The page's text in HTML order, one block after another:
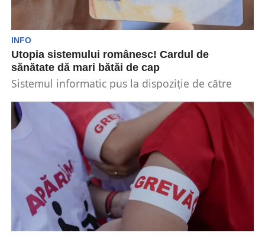
INFO
Utopia sistemului românesc! Cardul de
sănătate dă mari bătăi de cap
Sistemul informatic pus la dispoziție de către
se pare...